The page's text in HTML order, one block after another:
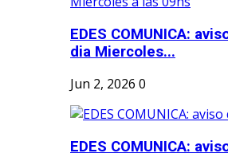
EDES COMUNICA:
dia Miercoles...
Jun 2, 2026 0
EDES COMUNICA: